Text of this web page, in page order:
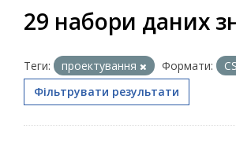
29 набори даних
Теги: проектування Формати:
Фільтрувати результати